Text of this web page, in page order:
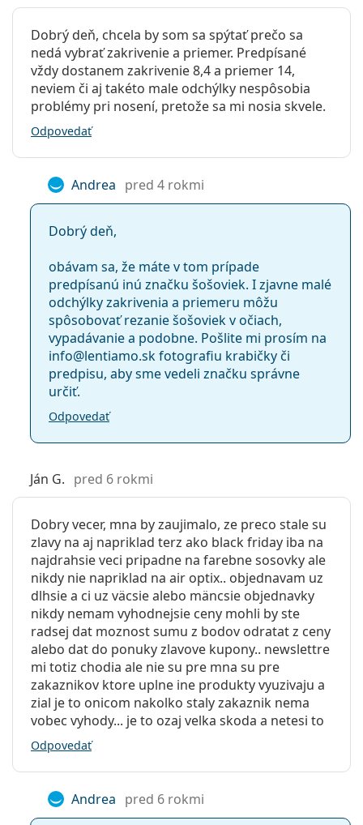
Dobrý deň, chcela by som sa spýtať prečo sa
nedá vybrať zakrivenie a priemer. Predpísané
vždy dostanem zakrivenie 8,4 a priemer 14,
neviem či aj takéto male odchýlky nespôsobia
problémy pri nosení, pretože sa mi nosia skvele.
Odpovedať
Andrea pred 4 rokmi
Dobrý deň,
obávam sa, že máte v tom prípade
predpísanú inú značku šošoviek. I zjavne malé
odchýlky zakrivenia a priemeru môžu
spôsobovať rezanie šošoviek v očiach,
vypadávanie a podobne. Pošlite mi prosím na
info@lentiamo.sk fotografiu krabičky či
predpisu, aby sme vedeli značku správne
určiť.
Odpovedať
Ján G. pred 6 rokmi
Dobry vecer, mna by zaujimalo, ze preco stale su
zlavy na aj napriklad terz ako black friday iba na
najdrahsie veci pripadne na farebne sosovky ale
nikdy nie napriklad na air optix.. objednavam uz
dlhsie a ci uz väcsie alebo mäncsie objednavky
nikdy nemam vyhodnejsie ceny mohli by ste
radsej dat moznost sumu z bodov odratat z ceny
alebo dat do ponuky zlavove kupony.. newslettre
mi totiz chodia ale nie su pre mna su pre
zakaznikov ktore uplne ine produkty vyuzivaju a
zial je to onicom nakolko staly zakaznik nema
vobec vyhody... je to ozaj velka skoda a netesi to
Odpovedať
Andrea pred 6 rokmi